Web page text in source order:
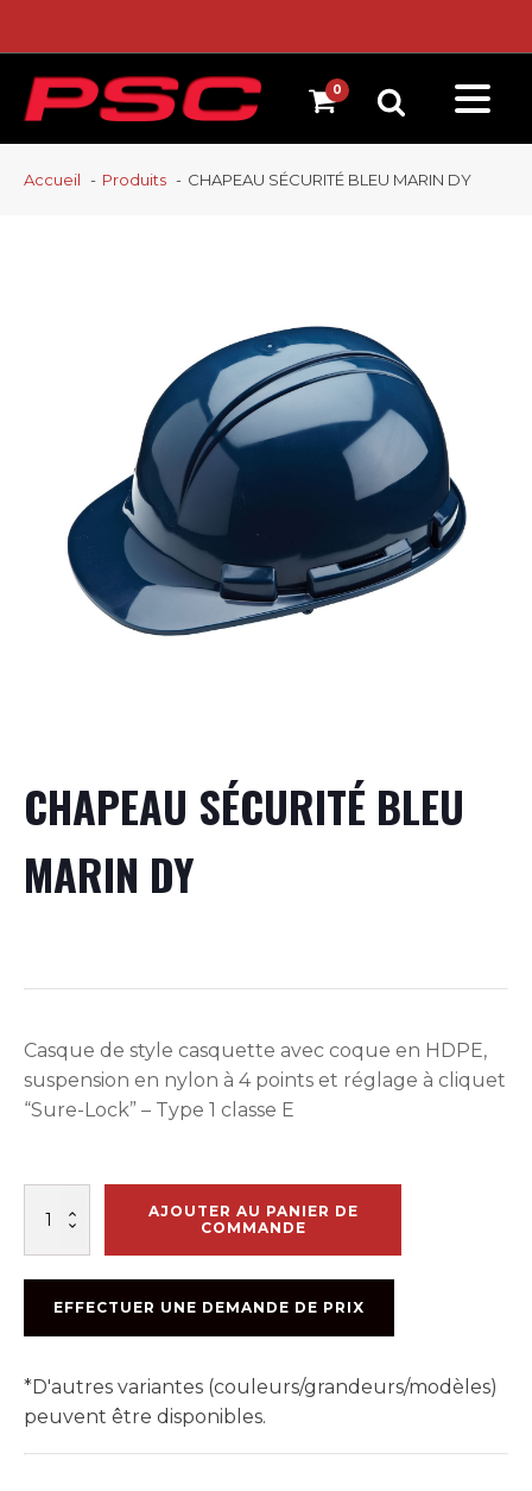
Accueil Produits CHAPEAU SÉCURITÉ BLEU MARIN DY
CHAPEAU SÉCURITÉ BLEU
MARIN DY
Casque de style casquette avec coque en HDPE,
suspension en nylon à 4 points et réglage à cliquet
“Sure-Lock” – Type 1 classe E
CHAPEAU
MARIN
DY
AJOUTER AU PANIER DE
COMMANDE
EFFECTUER UNE DEMANDE DE PRIX
*D'autres variantes (couleurs/grandeurs/modèles)
peuvent être disponibles.